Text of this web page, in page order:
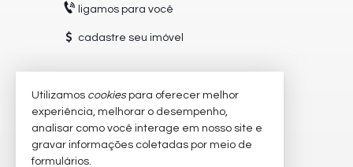
ligamos para você
cadastre seu imóvel
VEJA MAIS
receba nosso newsletter
Utilizamos cookiespara oferecer melhor
experiência, melhorar o desempenho,
analisar como você interage em nosso site e
gravar informações coletadas por meio de
formulários.